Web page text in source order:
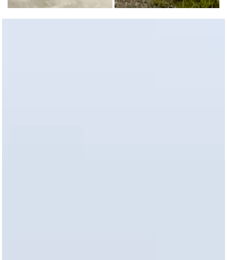
"Spiaggia" di Boretto (Reggio Emilia), oggetto della crisi idrica
Imbarcazioni sul Grande Fiume a